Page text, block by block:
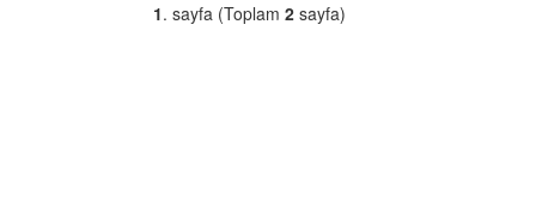
1. sayfa (Toplam 2 sayfa)